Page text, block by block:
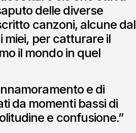
delle diverse
canzoni, alcune dal
miei, per catturare il
il mondo in quel
e di
da momenti bassi di
e confusione.”